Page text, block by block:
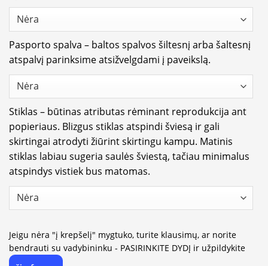
Pasporto spalva – baltos spalvos šiltesnį arba šaltesnį
atspalvį parinksime atsižvelgdami į paveikslą.
Stiklas – būtinas atributas rėminant reprodukcija ant
popieriaus. Blizgus stiklas atspindi šviesą ir gali
skirtingai atrodyti žiūrint skirtingu kampu. Matinis
stiklas labiau sugeria saulės šviestą, tačiau minimalus
atspindys vistiek bus matomas.
Jeigu nėra "į krepšelį" mygtuko, turite klausimų, ar norite
bendrauti su vadybininku - PASIRINKITE DYDĮ ir užpildykite